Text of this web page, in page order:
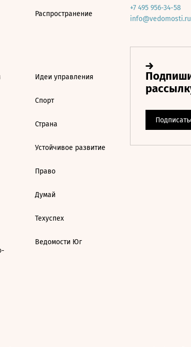
Распространение
Идеи управления
Спорт
Страна
Устойчивое развитие
Право
Думай
Техуспех
Ведомости Юг
+7 495 956-34-58
info@vedomosti.ru